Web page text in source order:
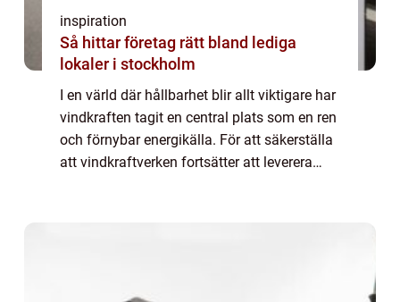
inspiration
Så hittar företag rätt bland lediga
lokaler i stockholm
I en värld där hållbarhet blir allt viktigare har
vindkraften tagit en central plats som en ren
och förnybar energikälla. För att säkerställa
att vindkraftverken fortsätter att leverera